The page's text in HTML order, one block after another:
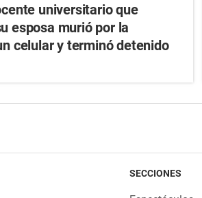
universitario que
esposa murió por la
celular y terminó detenido
SECCIONES